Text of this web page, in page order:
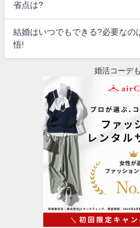
省点は?
結婚はいつでもできる?必要なの
悟!
婚活コーデ